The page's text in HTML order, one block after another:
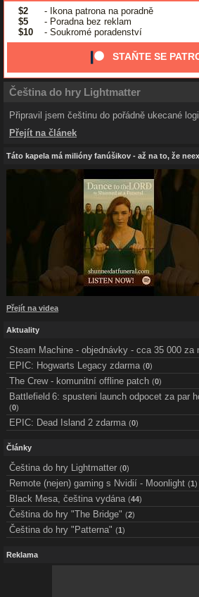
$2
- Ikona patrona na poradně
$5
- Poradna bez reklam
$10
- Soukromé poradenství
STAŇTE SE
Čeština do hry Lightmatter
Připravil jsem češtinu do pořádně ukecané
Přejít na článek
Táto kapela má milióny fanúšikov - až na to, že
Přejít na videa
Aktuality
Steam Machine - objednávky - cca 35 000 za
EPIC: Hogwarts Legacy zdarma (0)
The Crew - komunitní offline patch (0)
Battlefield 6: spusteni launch odpocet za par
(0)
EPIC: Dead Island 2 zdarma (0)
Články
Čeština do hry Lightmatter (0)
Remote (nejen) gaming s Nvidií - Moonlight (1 )
Black Mesa, čeština vydána (44)
Čeština do hry "The Bridge" (2)
Čeština do hry "Patterna" (1 )
Reklama